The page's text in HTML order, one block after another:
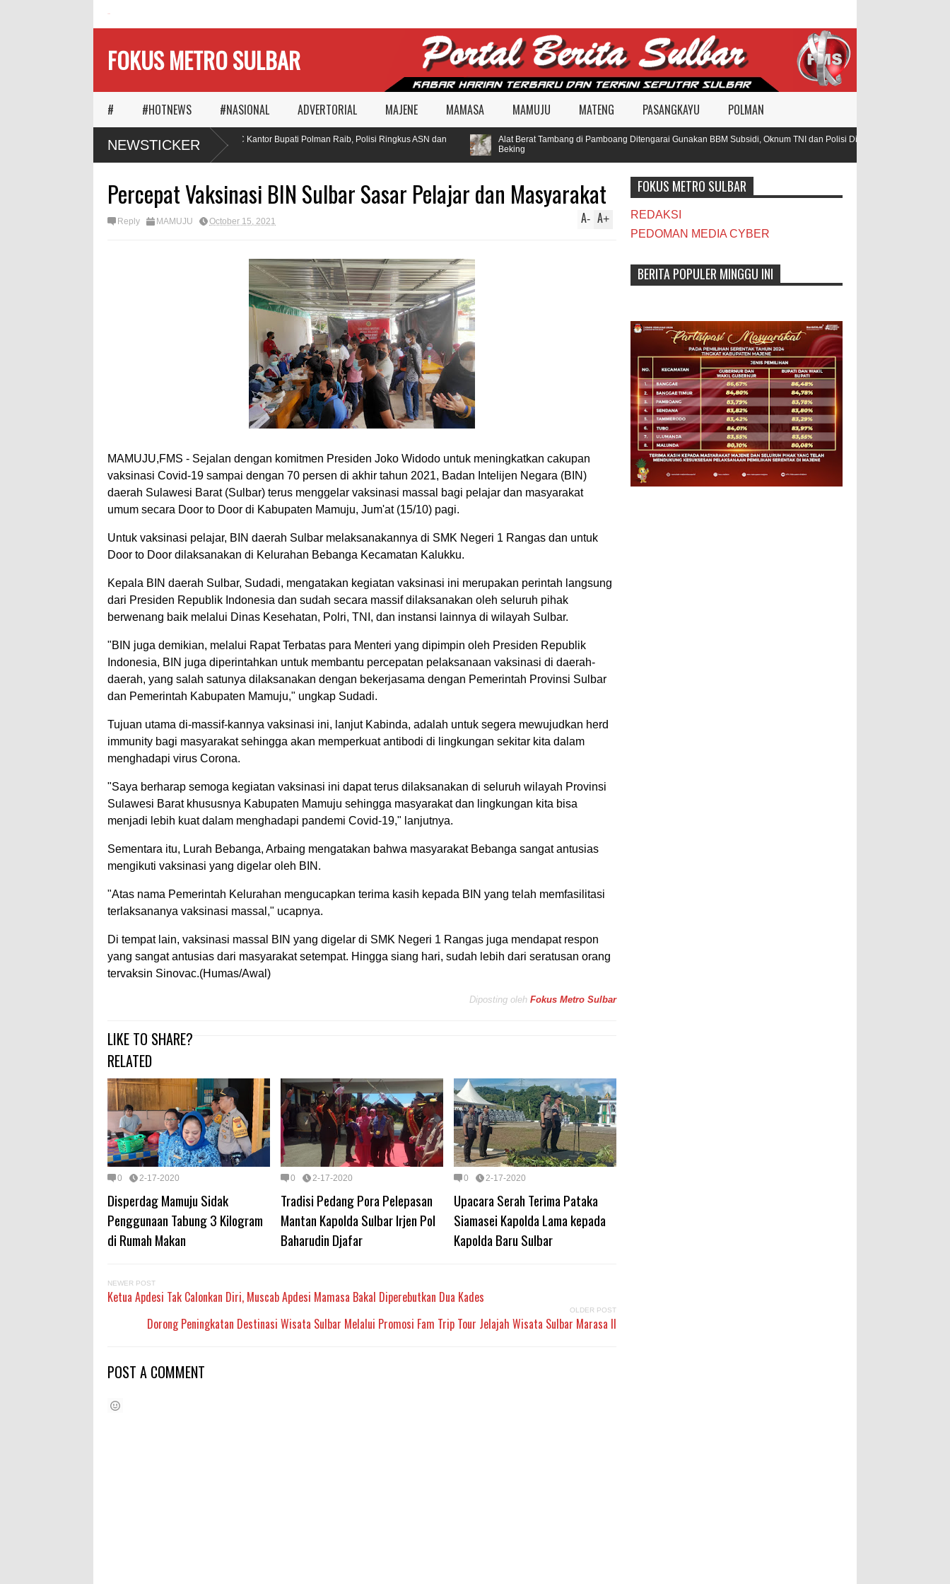
FOKUS METRO SULBAR
# #HOTNEWS #NASIONAL ADVERTORIAL MAJENE MAMASA MAMUJU MATENG PASANGKAYU POLMAN
NEWSTICKER
MAPIA Ajak Calon Pengantin
Puluhan AC Kantor Bupati Polman Raib, Polisi Ringkus ASN dan
Penadah
Alat Berat Tambang di Pamboang Ditengarai Gunakan BBM Subsidi, Oknum TNI dan Polisi Diduga Jadi
Beking
Percepat Vaksinasi BIN Sulbar Sasar Pelajar dan Masyarakat
Reply MAMUJU October 15, 2021 A+
A-
MAMUJU,FMS - Sejalan dengan komitmen Presiden Joko Widodo untuk meningkatkan cakupan
vaksinasi Covid-19 sampai dengan 70 persen di akhir tahun 2021, Badan Intelijen Negara (BIN)
daerah Sulawesi Barat (Sulbar) terus menggelar vaksinasi massal bagi pelajar dan masyarakat
umum secara Door to Door di Kabupaten Mamuju, Jum'at (15/10) pagi.
Untuk vaksinasi pelajar, BIN daerah Sulbar melaksanakannya di SMK Negeri 1 Rangas dan untuk
Door to Door dilaksanakan di Kelurahan Bebanga Kecamatan Kalukku.
Kepala BIN daerah Sulbar, Sudadi, mengatakan kegiatan vaksinasi ini merupakan perintah langsung
dari Presiden Republik Indonesia dan sudah secara massif dilaksanakan oleh seluruh pihak
berwenang baik melalui Dinas Kesehatan, Polri, TNI, dan instansi lainnya di wilayah Sulbar.
"BIN juga demikian, melalui Rapat Terbatas para Menteri yang dipimpin oleh Presiden Republik
Indonesia, BIN juga diperintahkan untuk membantu percepatan pelaksanaan vaksinasi di daerah-
daerah, yang salah satunya dilaksanakan dengan bekerjasama dengan Pemerintah Provinsi Sulbar
dan Pemerintah Kabupaten Mamuju," ungkap Sudadi.
Tujuan utama di-massif-kannya vaksinasi ini, lanjut Kabinda, adalah untuk segera mewujudkan herd
immunity bagi masyarakat sehingga akan memperkuat antibodi di lingkungan sekitar kita dalam
menghadapi virus Corona.
"Saya berharap semoga kegiatan vaksinasi ini dapat terus dilaksanakan di seluruh wilayah Provinsi
Sulawesi Barat khususnya Kabupaten Mamuju sehingga masyarakat dan lingkungan kita bisa
menjadi lebih kuat dalam menghadapi pandemi Covid-19," lanjutnya.
Sementara itu, Lurah Bebanga, Arbaing mengatakan bahwa masyarakat Bebanga sangat antusias
mengikuti vaksinasi yang digelar oleh BIN.
"Atas nama Pemerintah Kelurahan mengucapkan terima kasih kepada BIN yang telah memfasilitasi
terlaksananya vaksinasi massal," ucapnya.
Di tempat lain, vaksinasi massal BIN yang digelar di SMK Negeri 1 Rangas juga mendapat respon
yang sangat antusias dari masyarakat setempat. Hingga siang hari, sudah lebih dari seratusan orang
tervaksin Sinovac.(Humas/Awal)
Diposting oleh Fokus Metro Sulbar
LIKE TO SHARE?
RELATED
0 2-17-2020
Disperdag Mamuju Sidak
Penggunaan Tabung 3 Kilogram
di Rumah Makan
0 2-17-2020
Tradisi Pedang Pora Pelepasan
Mantan Kapolda Sulbar Irjen Pol
Baharudin Djafar
0 2-17-2020
Upacara Serah Terima Pataka
Siamasei Kapolda Lama kepada
Kapolda Baru Sulbar
NEWER POST
Ketua Apdesi Tak Calonkan Diri, Muscab Apdesi Mamasa Bakal Diperebutkan Dua Kades
OLDER POST
Dorong Peningkatan Destinasi Wisata Sulbar Melalui Promosi Fam Trip Tour Jelajah Wisata Sulbar Marasa II
POST A COMMENT
FOKUS METRO SULBAR
REDAKSI
PEDOMAN MEDIA CYBER
BERITA POPULER MINGGU INI